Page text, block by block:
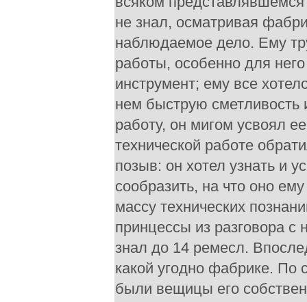
не знал, осматривая
наблюдаемое дело. Ему
работы, особенно для
инструмент; ему все
нем быструю сметливость
работу, он мигом усвоял
технической работе
позыв: он хотел узнать и
сообразить, на что оно
массу технических
принцессы из разговора
знал до 14 ремесл.
какой угодно фабрике. По
были вещицы его